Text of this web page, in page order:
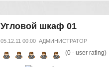
Угловой шкаф 01
05.12.11 00:00 АДМИНИСТРАТОР
(0- user rating)